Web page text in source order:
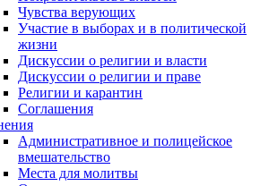
Чувства верующих
Участие в выборах и в политической
жизни
Дискуссии о религии и власти
Дискуссии о религии и праве
Религии и карантин
Соглашения
Административное и полицейское
вмешательство
Места для молитвы